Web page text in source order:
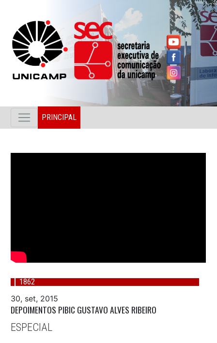
PRINCIPAL
1862
30, set, 2015
DEPOIMENTOS PIBIC GUSTAVO ALVES RIBEIRO
ESPECIAL